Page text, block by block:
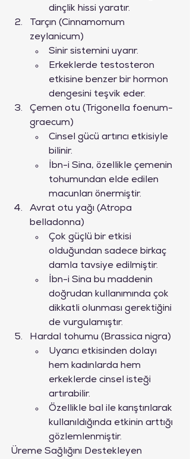
dinçlik hissi yaratır.
Tarçın (Cinnamomum
zeylanicum)
Sinir sistemini uyarır.
Erkeklerde testosteron
etkisine benzer bir hormon
dengesini teşvik eder.
Çemen otu (Trigonella foenum-
graecum)
Cinsel gücü artırıcı etkisiyle
bilinir.
İbn-i Sina, özellikle çemenin
tohumundan elde edilen
macunları önermiştir.
Avrat otu yağı (Atropa
belladonna)
Çok güçlü bir etkisi
olduğundan sadece birkaç
damla tavsiye edilmiştir.
İbn-i Sina bu maddenin
doğrudan kullanımında çok
dikkatli olunması gerektiğini
de vurgulamıştır.
Hardal tohumu (Brassica nigra)
Uyarıcı etkisinden dolayı
hem kadınlarda hem
erkeklerde cinsel isteği
artırabilir.
Özellikle bal ile karıştırılarak
kullanıldığında etkinin arttığı
gözlemlenmiştir.
Üreme Sağlığını Destekleyen